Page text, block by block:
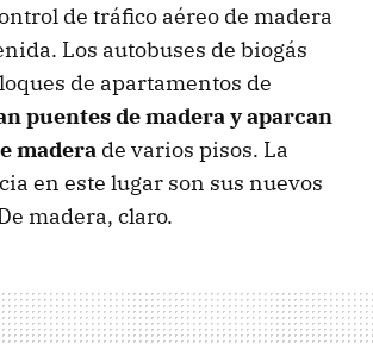
de tráfico aéreo de madera
Los autobuses de biogás
de apartamentos de
puentes de madera y aparcan
madera de varios pisos. La
en este lugar son sus nuevos
madera, claro.